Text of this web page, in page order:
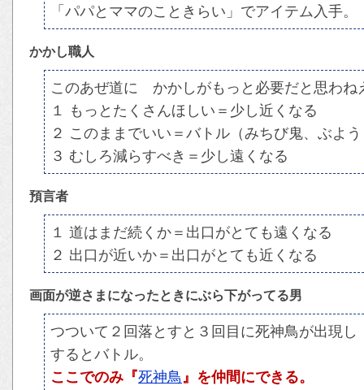
「パパとママのこときらい」でアイテム入手。
かかし職人
このあぜ道に かかしがもっと必要だと思わね
１ もっとたくさんほしい＝少し近くなる
２ このままでいい＝バトル（みちび鬼、ぶよ
３ むしろ減らすべき＝少し遠くなる
預言者
１ 道はまだ続くか＝出口がとても遠くなる
２ 出口が近いか＝出口がとても近くなる
画面が逆さまになったときにぶら下がってる男
つついて２回落とすと３回目に死神鳥が出現
するとバトル。
ここでのみ『死神鳥 』を仲間にできる。